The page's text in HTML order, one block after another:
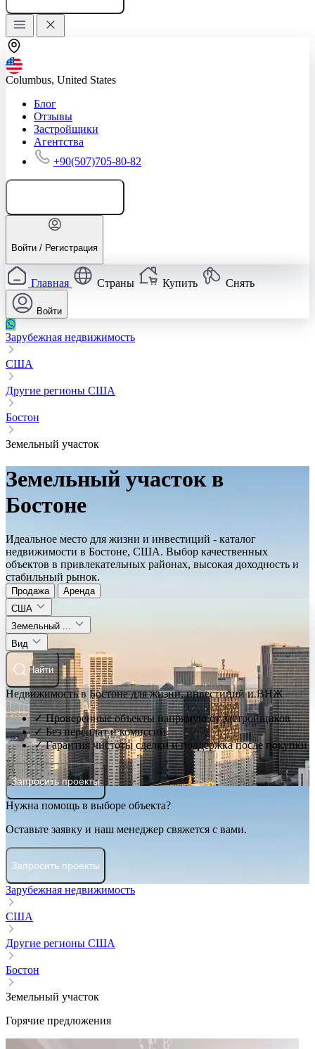
Columbus, United States
Блог
Отзывы
Застройщики
Агентства
+90(507)705-80-82
Войти / Регистрация
Главная Страны Купить Снять
Войти
Зарубежная недвижимость
США
Другие регионы США
Бостон
Земельный участок
Земельный участок в
Бостоне
Идеальное место для жизни и инвестиций - каталог
недвижимости в Бостоне, США. Выбор качественных
объектов в привлекательных районах, высокая доходность и
стабильный рынок.
Продажа
Аренда
США
Земельный ...
Вид
Найти
Недвижимость в Бостоне для жизни, инвестиций и ВНЖ
✓ Проверенные объекты напрямую от застройщиков
✓ Без переплат и комиссий
✓ Гарантия чистоты сделки и поддержка после покупки
Запросить проекты
Нужна помощь в выборе объекта?
Оставьте заявку и наш менеджер свяжется с вами.
Запросить проекты
Зарубежная недвижимость
США
Другие регионы США
Бостон
Земельный участок
Горячие предложения